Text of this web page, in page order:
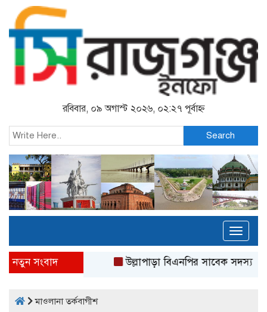
রবিবার, ০৯ অগাস্ট ২০২৬, ০২:২৭ পূর্বাহ্ন
Search
নতুন সংবাদ উল্লাপাড়া বিএনপির সাবেক সদস্য
মাওলানা তর্কবাগীশ